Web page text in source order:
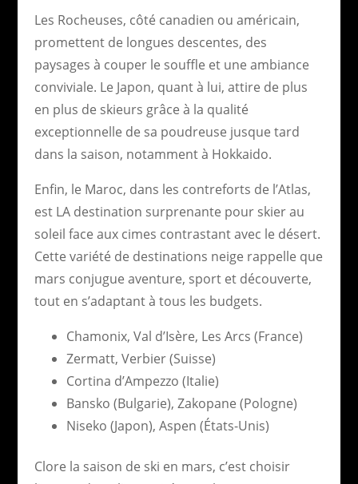
Les Rocheuses, côté canadien ou américain,
promettent de longues descentes, des
paysages à couper le souffle et une ambiance
conviviale. Le Japon, quant à lui, attire de plus
en plus de skieurs grâce à la qualité
exceptionnelle de sa poudreuse jusque tard
dans la saison, notamment à Hokkaido.
Enfin, le Maroc, dans les contreforts de l’Atlas,
est LA destination surprenante pour skier au
soleil face aux cimes contrastant avec le désert.
Cette variété de destinations neige rappelle que
mars conjugue aventure, sport et découverte,
tout en s’adaptant à tous les budgets.
Chamonix, Val d’Isère, Les Arcs (France)
Zermatt, Verbier (Suisse)
Cortina d’Ampezzo (Italie)
Bansko (Bulgarie), Zakopane (Pologne)
Niseko (Japon), Aspen (États-Unis)
Clore la saison de ski en mars, c’est choisir